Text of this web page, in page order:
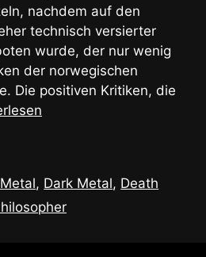
nachdem auf den
technisch versierter
wurde, der nur wenig
der norwegischen
Die positiven Kritiken, die
, Dark Metal, Death